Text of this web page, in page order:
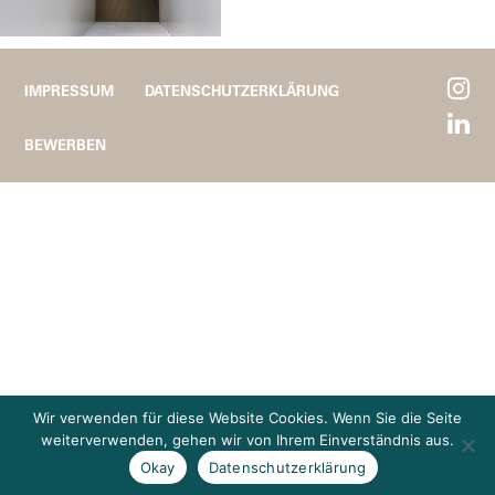
IMPRESSUM DATENSCHUTZERKLÄRUNG
BEWERBEN
Wir verwenden für diese Website Cookies. Wenn Sie die Seite
weiterverwenden, gehen wir von Ihrem Einverständnis aus.
Okay
Datenschutzerklärung